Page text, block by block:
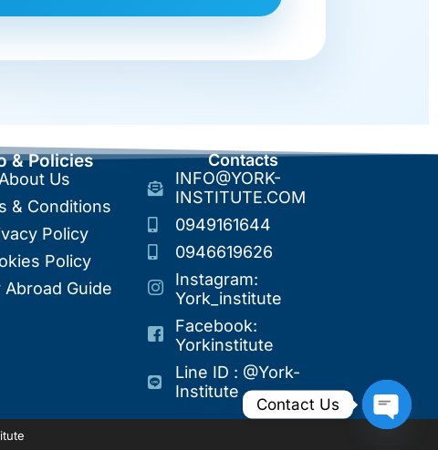
& Policies
About Us
& Conditions
Policy
Policy
Abroad Guide
Contacts
INFO@YORK-
INSTITUTE.COM
0949161644
0946619626
Instagram:
York_institute
Facebook:
Yorkinstitute
Line ID : @york-
Institute
Contact Us